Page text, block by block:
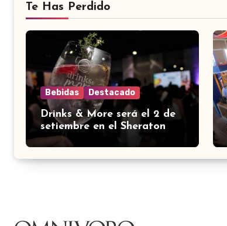
Te Has Perdido
Bebidas Destacado
Drinks & More será el 2 de
setiembre en el Sheraton